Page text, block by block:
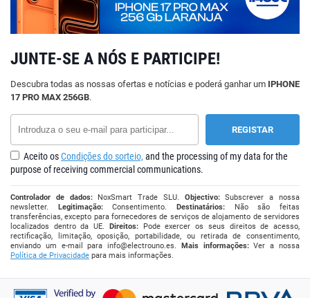
JUNTE-SE A NÓS E PARTICIPE!
Descubra todas as nossas ofertas e notícias e poderá ganhar um IPHONE
17 PRO MAX 256GB.
Aceito osCondições do sorteio, and the processing of my data for the
purpose of receiving commercial communications.
Controlador de dados:NoxSmart Trade SLU. Objectivo:Subscrever a nossa
newsletter. Legitimação:Consentimento.Destinatários: Não são feitas
transferências, excepto para fornecedores de serviços de alojamento de servidores
localizados dentro da UE. Direitos:Pode exercer os seus direitos de acesso,
rectificação, limitação, oposição, portabilidade, ou retirada de consentimento,
enviando um e-mail parainfo@electrouno.es. Mais informações:Ver a nossa
Política de Privacidade para mais informações.